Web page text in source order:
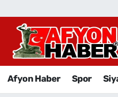
Afyon Haber Spor
Afyon Haber